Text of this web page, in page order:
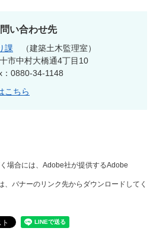
い合わせ先
課
建築土木監理室
市中村大橋通4丁目10
：0880-34-1148
こちら
場合には、Adobe社が提供するAdobe
バナーのリンク先からダウンロードしてく